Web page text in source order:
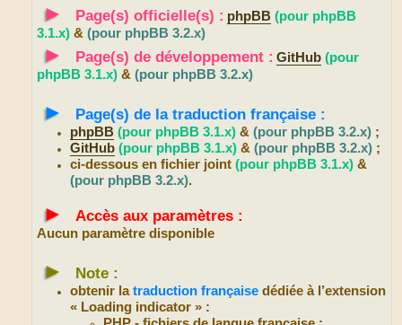
► Page(s) officielle(s) : phpBB (pour phpBB
3.1.x) & (pour phpBB 3.2.x)
► Page(s) de développement : GitHub (pour
phpBB 3.1.x) & (pour phpBB 3.2.x)
► Page(s) de la traduction française :
phpBB (pour phpBB 3.1.x) &(pour phpBB 3.2.x) ;
GitHub (pour phpBB 3.1.x) &(pour phpBB 3.2.x) ;
ci-dessous en fichier joint(pour phpBB 3.1.x) &
(pour phpBB 3.2.x).
► Accès aux paramètres :
Aucun paramètre disponible
► Note :
obtenir latraduction française dédiée à l’extension
« Loading indicator » :